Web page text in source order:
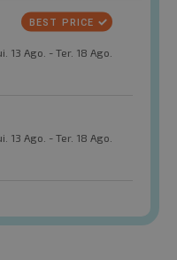
Ago. - Ter. 18 Ago.
Ago. - Ter. 18 Ago.